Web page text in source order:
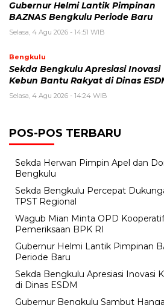
Gubernur Helmi Lantik Pimpinan
BAZNAS Bengkulu Periode Baru
Selasa, 4 Agu 2026 - 14:51 WIB
Bengkulu
Sekda Bengkulu Apresiasi Inovasi
Kebun Bantu Rakyat di Dinas
Selasa, 4 Agu 2026 - 14:24 WIB
POS-POS TERBARU
Sekda Herwan Pimpin Apel dan
Bengkulu
Sekda Bengkulu Percepat
TPST Regional
Wagub Mian Minta OPD
Pemeriksaan BPK RI
Gubernur Helmi Lantik Pimpinan
Periode Baru
Sekda Bengkulu Apresiasi Inovasi
di Dinas ESDM
Gubernur Bengkulu Sambut